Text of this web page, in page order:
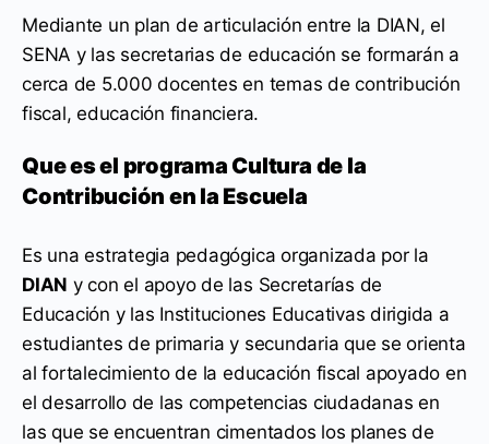
Mediante un plan de articulación entre la DIAN, el
SENA y las secretarias de educación se formarán a
cerca de 5.000 docentes en temas de contribución
fiscal, educación financiera.
Que es el programa Cultura de la
Contribución en la Escuela
Es una estrategia pedagógica organizada por la
DIAN y con el apoyo de las Secretarías de
Educación y las Instituciones Educativas dirigida a
estudiantes de primaria y secundaria que se orienta
al fortalecimiento de la educación fiscal apoyado en
el desarrollo de las competencias ciudadanas en
las que se encuentran cimentados los planes de